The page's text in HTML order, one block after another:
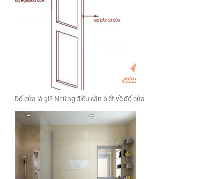
Đố cửa là gì? Những điều cần biết về đố cửa